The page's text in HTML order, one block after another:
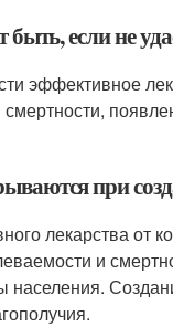
если не
эффективное
при
лекарства от
и